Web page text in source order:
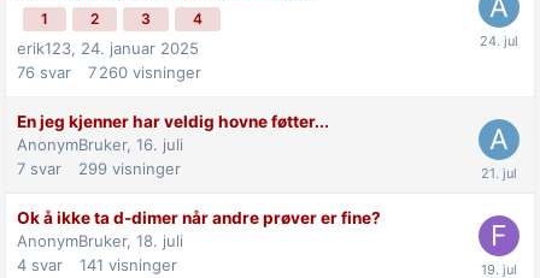
1 2 3 4
erik123, 24. januar 2025
76 svar 7 260 visninger
En jeg kjenner har veldig hovne føtter...
AnonymBruker, 16. juli
7 svar 299 visninger
Ok å ikke ta d-dimer når andre prøver er fine?
AnonymBruker, 18. juli
4 svar 141 visninger